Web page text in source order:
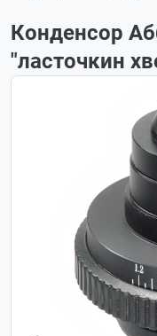
Конденсор
"ласточкин